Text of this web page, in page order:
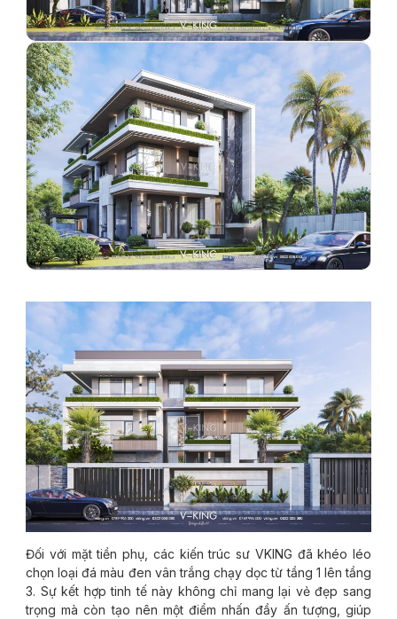
Đối với mặt tiền phụ, các kiến trúc sư VKING đã khéo léo
chọn loại đá màu đen vân trắng chạy dọc từ tầng 1 lên tầng
3. Sự kết hợp tinh tế này không chỉ mang lại vẻ đẹp sang
trọng mà còn tạo nên một điểm nhấn đầy ấn tượng, giúp